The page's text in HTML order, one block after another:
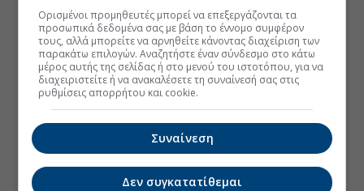
Ορισμένοι προμηθευτές μπορεί να επεξεργάζονται τα
προσωπικά δεδομένα σας με βάση το έννομο συμφέρον
τους, αλλά μπορείτε να αρνηθείτε κάνοντας διαχείριση των
παρακάτω επιλογών. Αναζητήστε έναν σύνδεσμο στο κάτω
μέρος αυτής της σελίδας ή στο μενού του ιστοτόπου, για να
διαχειριστείτε ή να ανακαλέσετε τη συναίνεσή σας στις
ρυθμίσεις απορρήτου και cookie.
Συναίνεση
Δεν συγκατατίθεμαι